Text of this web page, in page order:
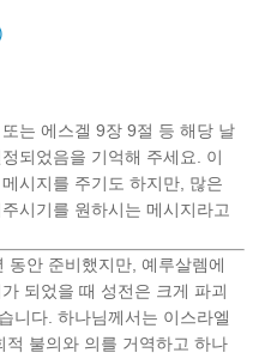
는 에스겔 9장 9절 등 해당 날
되었음을 기억해 주세요. 이
시지를 주기도 하지만, 많은
시기를 원하시는 메시지라고
동안 준비했지만, 예루살렘에
되었을 때 성전은 크게 파괴
니다. 하나님께서는 이스라엘
불의와 의를 거역하고 하나